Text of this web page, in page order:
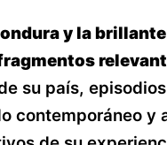
y la
su país,
contemporáneo y